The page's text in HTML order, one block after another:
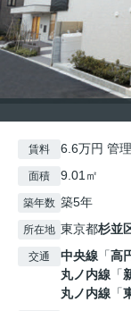
賃料 6.6万円 管
面積 9.01㎡
築年数 築5年
所在地 東京都杉並
交通 中央線 「高
丸ノ内線 「
丸ノ内線 「